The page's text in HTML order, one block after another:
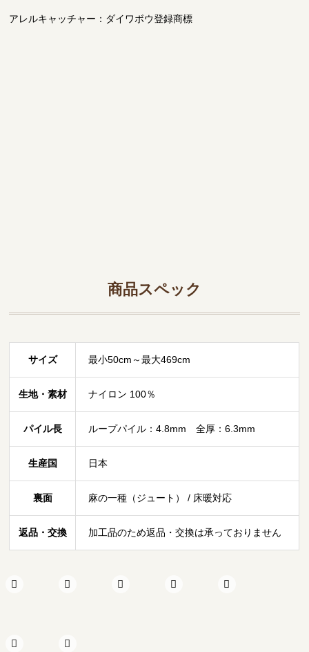
CN59
アレルキャッチャー：ダイワボウ登録商標
商品スペック
サイズ 最小50cm～最大469cm
生地・素材 ナイロン 100％
パイル長 ループパイル：4.8mm 全厚：6.3mm
生産国 日本
裏面 麻の一種（ジュート） / 床暖対応
返品・交換 加工品のため返品・交換は承っておりません